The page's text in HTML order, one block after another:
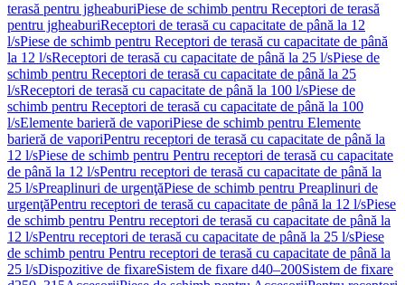
terasă pentru jgheaburiPiese de schimb pentru Receptori de terasă
pentru jgheaburiReceptori de terasă cu capacitate de până la 12
l/sPiese de schimb pentru Receptori de terasă cu capacitate de până
la 12 l/sReceptori de terasă cu capacitate de până la 25 l/sPiese de
schimb pentru Receptori de terasă cu capacitate de până la 25
l/sReceptori de terasă cu capacitate de până la 100 l/sPiese de
schimb pentru Receptori de terasă cu capacitate de până la 100
l/sElemente barieră de vaporiPiese de schimb pentru Elemente
barieră de vaporiPentru receptori de terasă cu capacitate de până la
12 l/sPiese de schimb pentru Pentru receptori de terasă cu capacitate
de până la 12 l/sPentru receptori de terasă cu capacitate de până la
25 l/sPreaplinuri de urgenţăPiese de schimb pentru Preaplinuri de
urgenţăPentru receptori de terasă cu capacitate de până la 12 l/sPiese
de schimb pentru Pentru receptori de terasă cu capacitate de până la
12 l/sPentru receptori de terasă cu capacitate de până la 25 l/sPiese
de schimb pentru Pentru receptori de terasă cu capacitate de până la
25 l/sDispozitive de fixareSistem de fixare d40–200Sistem de fixare